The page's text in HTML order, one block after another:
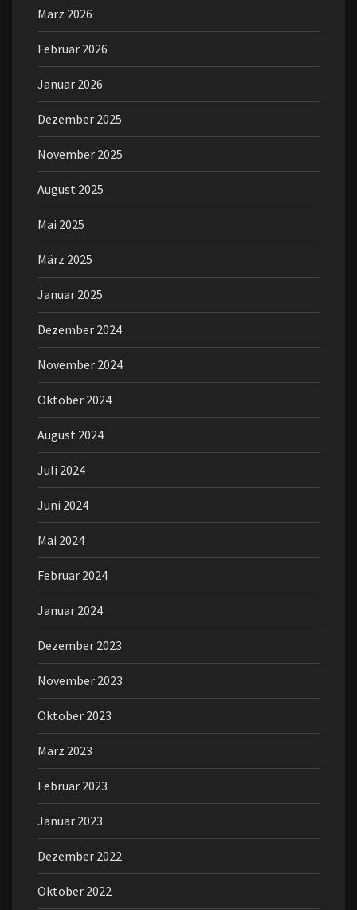
März 2026
Februar 2026
Januar 2026
Dezember 2025
November 2025
August 2025
Mai 2025
März 2025
Januar 2025
Dezember 2024
November 2024
Oktober 2024
August 2024
Juli 2024
Juni 2024
Mai 2024
Februar 2024
Januar 2024
Dezember 2023
November 2023
Oktober 2023
März 2023
Februar 2023
Januar 2023
Dezember 2022
Oktober 2022